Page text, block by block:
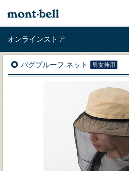
オンラインストア
バグプルーフ ネット 男女兼用